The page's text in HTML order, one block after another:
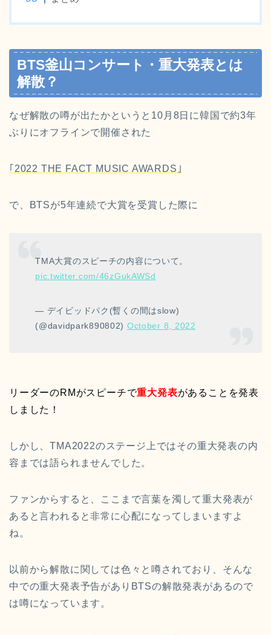
BTS釜山コンサート・重大発表とは
解散？
なぜ解散の噂が出たかというと10月8日に韓国で約3年
ぶりにオフラインで開催された
｢2022 THE FACT MUSIC AWARDS｣
で、BTSが5年連続で大賞を受賞した際に
TMA大賞のスピーチの内容について。
pic.twitter.com/46zGukAWSd
— デイビッドパク(暫くの間はslow)
(@davidpark890802) October 8, 2022
リーダーのRMがスピーチで重大発表があることを発表
しました！
しかし、TMA2022のステージ上ではその重大発表の内
容までは語られませんでした。
ファンからすると、ここまで言葉を濁して重大発表が
あると言われると非常に心配になってしまいますよ
ね。
以前から解散に関しては色々と噂されており、そんな
中での重大発表予告がありBTSの解散発表があるので
は噂になっています。